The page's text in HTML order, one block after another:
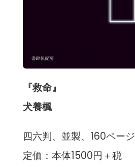
『救命』
犬養楓
四六判、並製、160ページ
定価：本体1500円＋税